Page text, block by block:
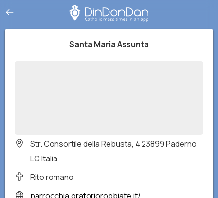
Santa Maria Assunta
Str. Consortile della Rebusta, 4 23899 Paderno
LC Italia
Rito romano
parrocchia.oratoriorobbiate.it/